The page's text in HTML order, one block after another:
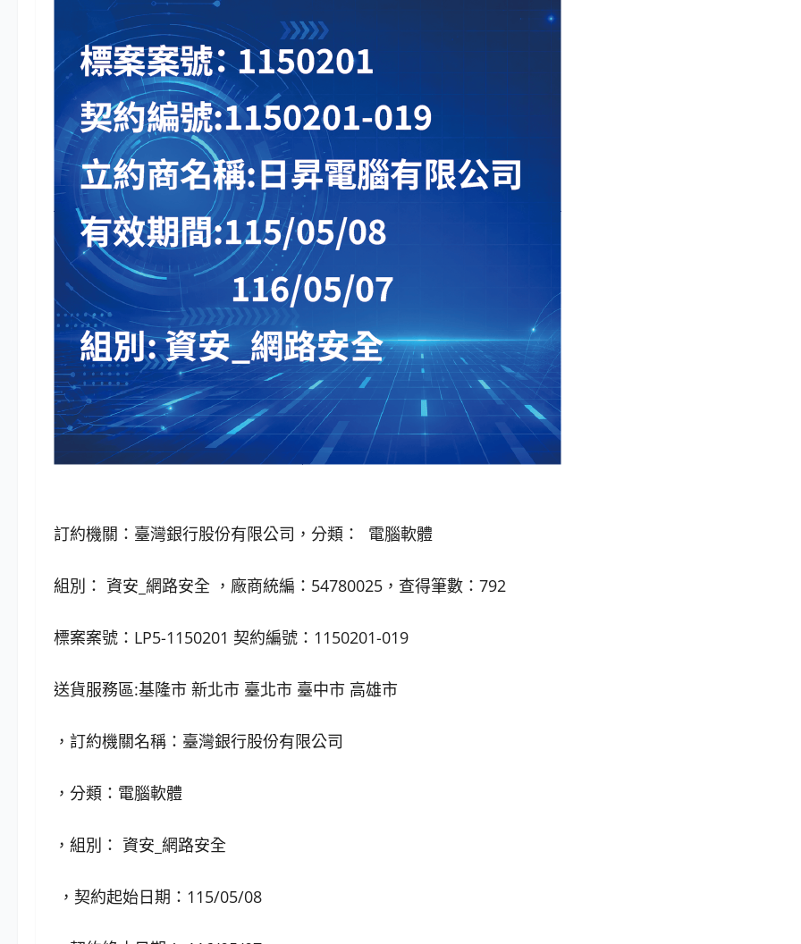
訂約機關：臺灣銀行股份有限公司，分類： 電腦軟體
組別： 資安_網路安全 ，廠商統編：54780025，查得筆數：792
標案案號：LP5-1150201 契約編號：1150201-019
送貨服務區:基隆市 新北市 臺北市 臺中市 高雄市
，訂約機關名稱：臺灣銀行股份有限公司
，分類：電腦軟體
，組別： 資安_網路安全
，契約起始日期：115/05/08